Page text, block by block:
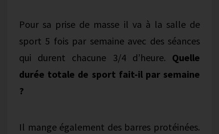
Pour sa prise de masse il va à la salle de
sport 5 fois par semaine avec des séances
qui durent chacune 3/4 d’heure. Quelle
durée totale de sport fait-il par semaine
?
Il mange également des barres protéinées.